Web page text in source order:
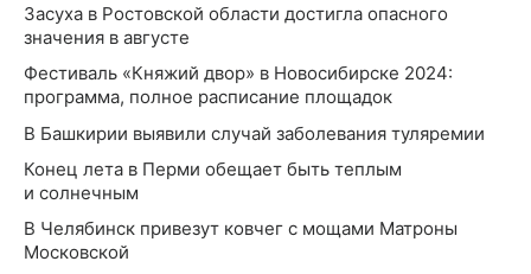
Засуха в Ростовской области достигла опасного
значения в августе
Фестиваль «Княжий двор» в Новосибирске 2024:
программа, полное расписание площадок
В Башкирии выявили случай заболевания туляремии
Конец лета в Перми обещает быть теплым
и солнечным
В Челябинск привезут ковчег с мощами Матроны
Московской